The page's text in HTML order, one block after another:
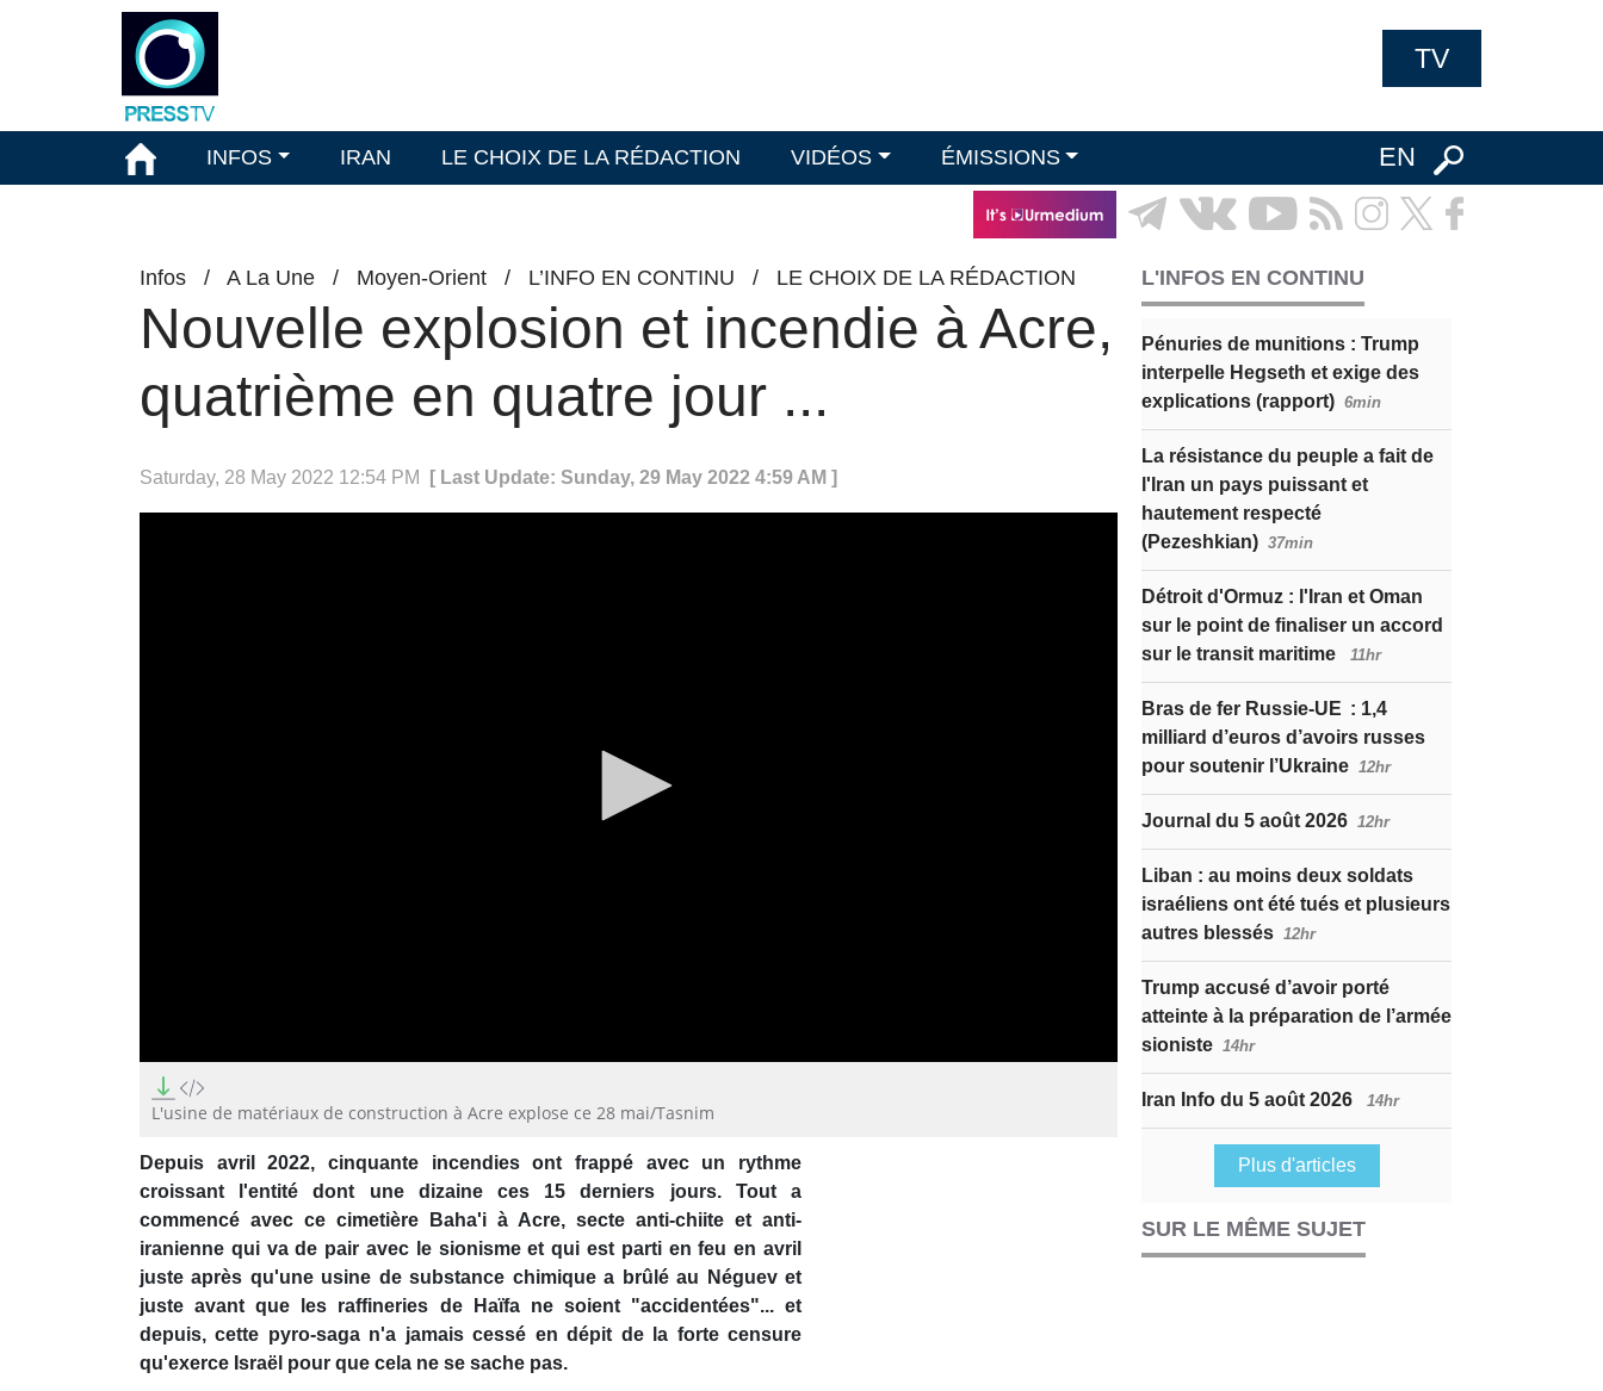
TV
INFOS IRAN LE CHOIX DE LA RÉDACTION VIDÉOS ÉMISSIONS EN
Infos / A La Une / Moyen-Orient / L’INFO EN CONTINU / LE CHOIX DE LA RÉDACTION
Nouvelle explosion et incendie à Acre,
quatrième en quatre jour ...
Saturday, 28 May 2022 12:54 PM [ Last Update: Sunday, 29 May 2022 4:59 AM ]
seconds
of
7
secondsVolume
90%
L'usine de matériaux de construction à Acre explose ce 28 mai/Tasnim
Depuis avril 2022, cinquante incendies ont frappé avec un rythme
croissant l'entité dont une dizaine ces 15 derniers jours. Tout a
commencé avec ce cimetière Baha'i à Acre, secte anti-chiite et anti-
iranienne qui va de pair avec le sionisme et qui est parti en feu en avril
juste après qu'une usine de substance chimique a brûlé au Néguev et
juste avant que les raffineries de Haïfa ne soient "accidentées"... et
depuis, cette pyro-saga n'a jamais cessé en dépit de la forte censure
qu'exerce Israël pour que cela ne se sache pas.
L'INFOS EN CONTINU
Pénuries de munitions : Trump
interpelle Hegseth et exige des
explications (rapport) 6min
La résistance du peuple a fait de
l'Iran un pays puissant et
hautement respecté
(Pezeshkian) 37min
Détroit d'Ormuz : l'Iran et Oman
sur le point de finaliser un accord
sur le transit maritime
11hr
Bras de fer Russie-UE : 1,4
milliard d’euros d’avoirs russes
pour soutenir l’Ukraine 12hr
Journal du 5 août 2026 12hr
Liban : au moins deux soldats
israéliens ont été tués et plusieurs
autres blessés 12hr
Trump accusé d’avoir porté
atteinte à la préparation de l’armée
sioniste 14hr
Iran Info du 5 août 2026 14hr
Plus d'articles
SUR LE MÊME SUJET